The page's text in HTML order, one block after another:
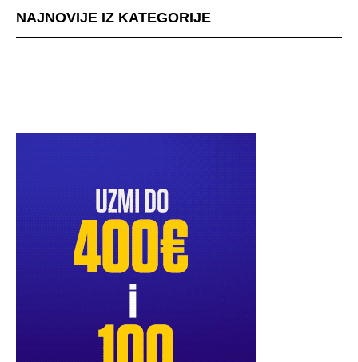
NAJNOVIJE IZ KATEGORIJE